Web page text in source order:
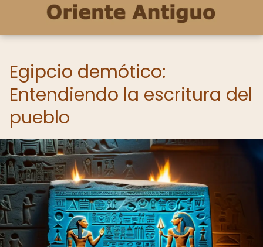
Egipcio demótico:
Entendiendo la escritura del
pueblo